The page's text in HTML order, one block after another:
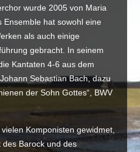
wurde 2005 von Maria
hat sowohl eine
als auch einige
gebracht. In seinem
Kantaten 4-6 aus dem
Sebastian Bach, dazu
der Sohn Gottes“, BWV
Komponisten gewidmet,
Barock und des